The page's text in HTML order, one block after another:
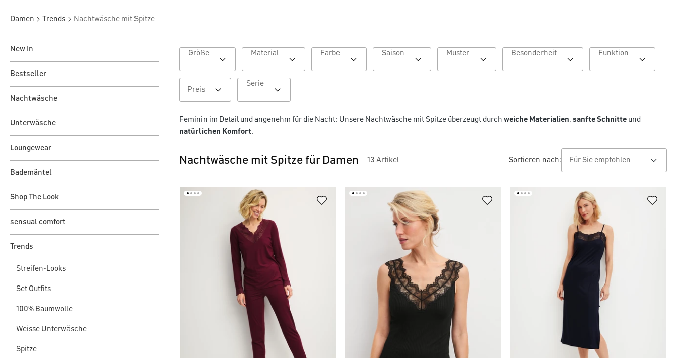
Damen Trends Nachtwäsche mit Spitze
New In
Bestseller
Nachtwäsche
Unterwäsche
Loungewear
Bademäntel
Shop The Look
sensual comfort
Trends
Streifen-Looks
Set Outfits
100% Baumwolle
Weisse Unterwäsche
Spitze
Größe Material Farbe Muster Besonderheit
Preis
Serie
Feminin im Detail und angenehm für die Nacht: Unsere Nachtwäsche mit Spitze überzeugt durch weiche Materialien, sanfte Schnitte und
natürlichen Komfort.
Nachtwäsche mit Spitze für Damen 13 Artikel Sortieren nach: